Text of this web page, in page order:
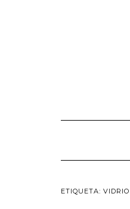
ETIQUETA: VIDRIO